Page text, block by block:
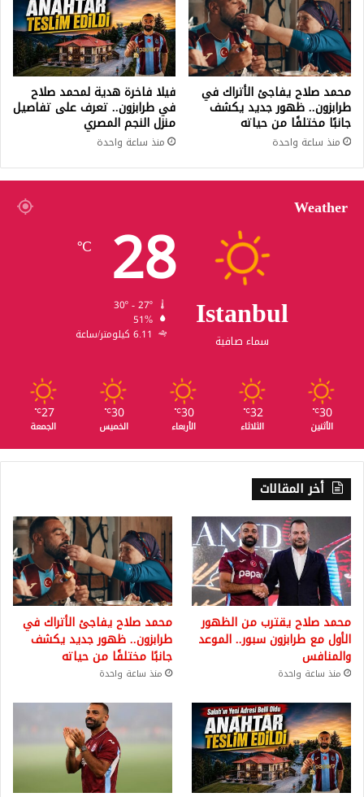
محمد صلاح يفاجئ الأتراك في
طرابزون.. ظهور جديد يكشف
جانبًا مختلفًا من حياته
منذ ساعة واحدة
فيلا فاخرة هدية لمحمد صلاح
في طرابزون.. تعرف على تفاصيل
منزل النجم المصري
منذ ساعة واحدة
Weather
Istanbul
سماء صافية
28
℃
51%
6.11 كيلومتر/ساعة
30
℃
الأثنين
32
℃
الثلاثاء
30
℃
الأربعاء
30
℃
الخميس
27
℃
الجمعة
أخر المقالات
محمد صلاح يقترب من الظهور
الأول مع طرابزون سبور.. الموعد
والمنافس
منذ ساعة واحدة
محمد صلاح يفاجئ الأتراك في
طرابزون.. ظهور جديد يكشف
جانبًا مختلفًا من حياته
منذ ساعة واحدة